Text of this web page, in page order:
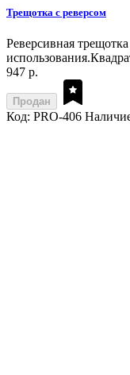
Трещотка с реверсом
Реверсивная
947 р.
Продан
Код: PRO-406